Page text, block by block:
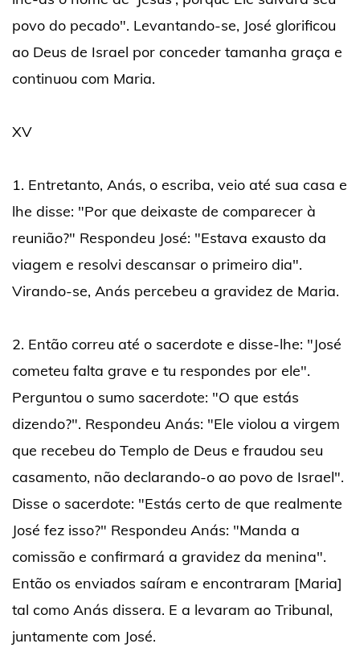
povo do pecado". Levantando-se, José glorificou
ao Deus de Israel por conceder tamanha graça e
continuou com Maria.
XV
1. Entretanto, Anás, o escriba, veio até sua casa e
lhe disse: "Por que deixaste de comparecer à
reunião?" Respondeu José: "Estava exausto da
viagem e resolvi descansar o primeiro dia".
Virando-se, Anás percebeu a gravidez de Maria.
2. Então correu até o sacerdote e disse-lhe: "José
cometeu falta grave e tu respondes por ele".
Perguntou o sumo sacerdote: "O que estás
dizendo?". Respondeu Anás: "Ele violou a virgem
que recebeu do Templo de Deus e fraudou seu
casamento, não declarando-o ao povo de Israel".
Disse o sacerdote: "Estás certo de que realmente
José fez isso?" Respondeu Anás: "Manda a
comissão e confirmará a gravidez da menina".
Então os enviados saíram e encontraram [Maria]
tal como Anás dissera. E a levaram ao Tribunal,
juntamente com José.